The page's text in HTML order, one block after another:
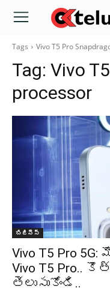
Tags Vivo T5 Pro
Tag: Vivo
processor
బిజినెస్
Vivo T5 Pro
Vivo T5 Pro..
తెలుసుకోండి..